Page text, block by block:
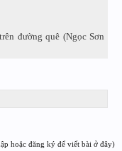
đường quê (Ngọc Sơn
hoặc đăng ký để viết bài ở đây)